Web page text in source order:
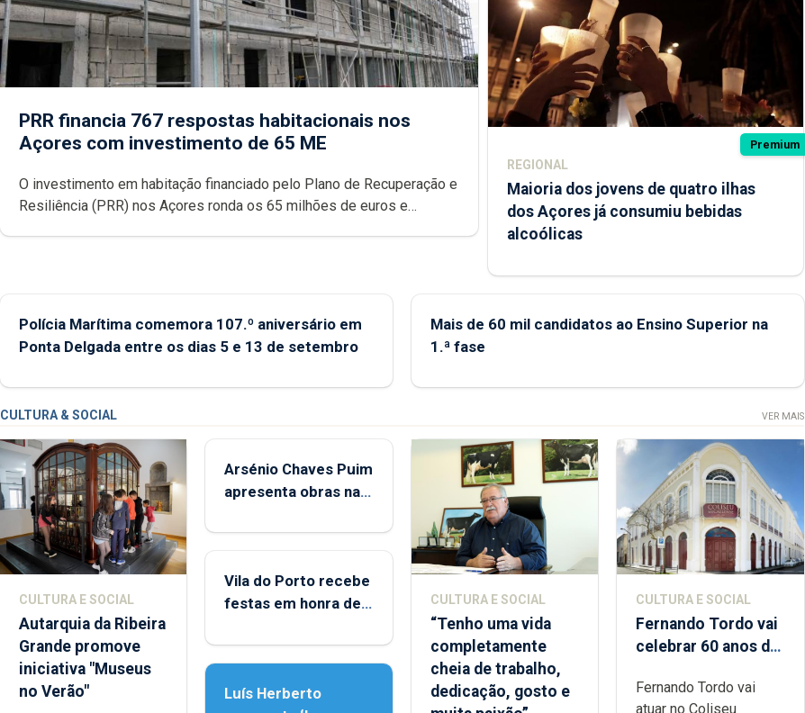
PRR financia 767 respostas habitacionais nos
Açores com investimento de 65 ME
O investimento em habitação financiado pelo Plano de Recuperação e
Resiliência (PRR) nos Açores ronda os 65 milhões de euros e
Premium
REGIONAL
Maioria dos jovens de quatro ilhas
dos Açores já consumiu bebidas
alcoólicas
Polícia Marítima comemora 107.º aniversário em
Ponta Delgada entre os dias 5 e 13 de setembro
Mais de 60 mil candidatos ao Ensino Superior na
1.ª fase
CULTURA & SOCIAL VER MAIS
CULTURA E SOCIAL
Autarquia da Ribeira
Grande promove
iniciativa "Museus
no Verão"
Arsénio Chaves Puim
apresenta obras na
Porto
Vila do Porto recebe
festas em honra de
Assunção
Luís Herberto
CULTURA E SOCIAL
“Tenho uma vida
completamente
cheia de trabalho,
dedicação, gosto e
CULTURA E SOCIAL
Fernando Tordo vai
celebrar 60 anos de
Micaelense
Fernando Tordo vai
atuar no Coliseu